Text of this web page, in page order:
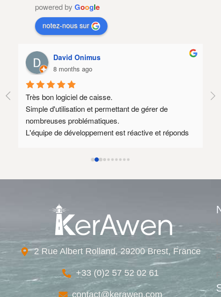
powered by Google
notez-nous sur
David Onimus
8 months ago
Très bon logiciel de caisse.
Simple d'utilisation et permettant de gérer de
nombreuses problématiques.
L'équipe de développement est réactive et réponds
Au plaisir de rediscuter avec vous dès que mon
d'envisager encore quelques axes d'amélioration.
de développement est compétente et disponible ce
qui justifie ce tarif.
2 Rue Albert Rolland, 29200 Brest, France
+33 (0)2 57 52 02 61
contact@kerawen.com